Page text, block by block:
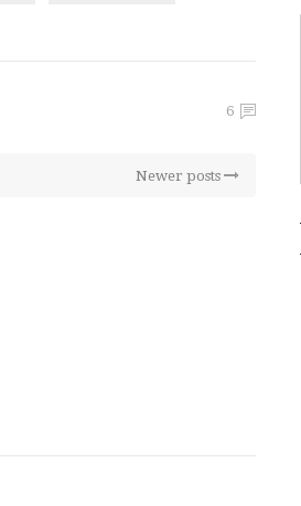
6
Newer posts